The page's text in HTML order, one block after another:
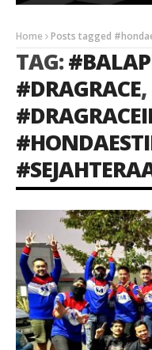
Home Posts tagged
TAG:
#DRAGRACE,